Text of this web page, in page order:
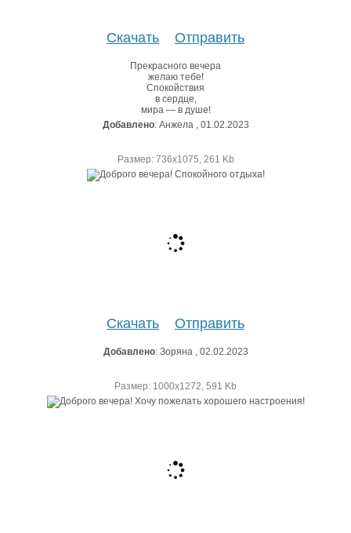
Скачать Отправить
Прекрасного вечера
желаю тебе!
Спокойствия
в сердце,
мира — в душе!
Добавлено: Анжела , 01.02.2023
Размер: 736х1075, 261 Kb
Скачать Отправить
Добавлено: Зоряна , 02.02.2023
Размер: 1000х1272, 591 Kb